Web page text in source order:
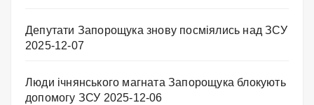
Депутати Запорощука знову посміялись над ЗСУ
2025-12-07
Люди ічнянського магната Запорощука блокують
допомогу ЗСУ 2025-12-06